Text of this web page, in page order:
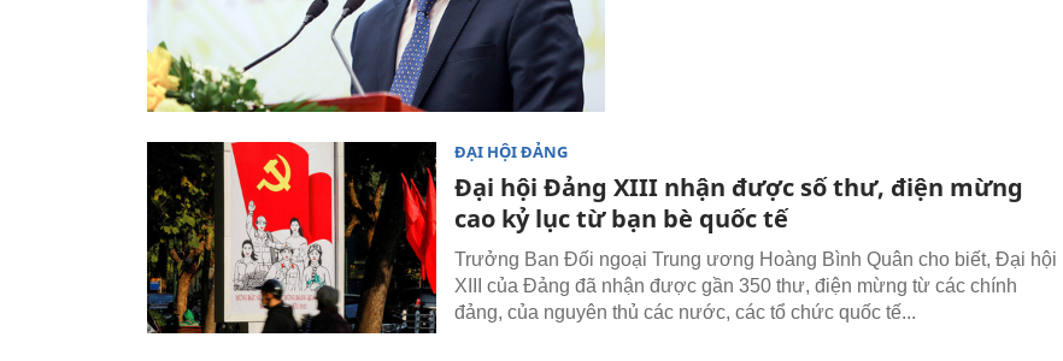
ĐẠI HỘI ĐẢNG
Đại hội Đảng XIII nhận được số thư, điện mừng
cao kỷ lục từ bạn bè quốc tế
Trưởng Ban Đối ngoại Trung ương Hoàng Bình Quân cho biết, Đại hội
XIII của Đảng đã nhận được gần 350 thư, điện mừng từ các chính
đảng, của nguyên thủ các nước, các tổ chức quốc tế...